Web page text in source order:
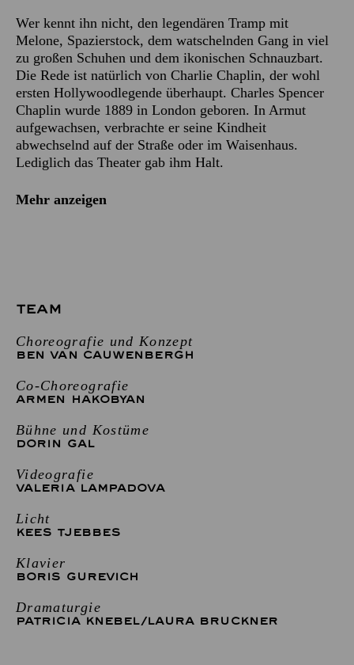
Wer kennt ihn nicht, den legendären Tramp mit
Melone, Spazierstock, dem watschelnden Gang in viel
zu großen Schuhen und dem ikonischen Schnauzbart.
Die Rede ist natürlich von Charlie Chaplin, der wohl
ersten Hollywoodlegende überhaupt. Charles Spencer
Chaplin wurde 1889 in London geboren. In Armut
aufgewachsen, verbrachte er seine Kindheit
abwechselnd auf der Straße oder im Waisenhaus.
Lediglich das Theater gab ihm Halt.
Mehr anzeigen
TEAM
Choreografie und Konzept
BEN VAN CAUWENBERGH
Co-Choreografie
ARMEN HAKOBYAN
Bühne und Kostüme
DORIN GAL
Videografie
VALERIA LAMPADOVA
Licht
KEES TJEBBES
Klavier
BORIS GUREVICH
Dramaturgie
PATRICIA KNEBEL/LAURA BRUCKNER